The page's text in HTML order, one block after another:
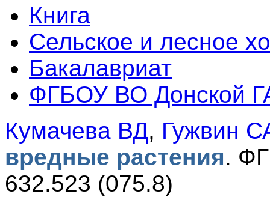
Книга
Сельское и лесное
Бакалавриат
ФГБОУ ВО Донской
Кумачева ВД, Гужвин
вредные растения.
632.523 (075.8)